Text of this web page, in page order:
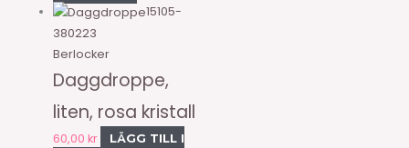
15105-
380223
Berlocker
Daggdroppe,
liten, rosa kristall
60,00kr
LÄGG TILL I